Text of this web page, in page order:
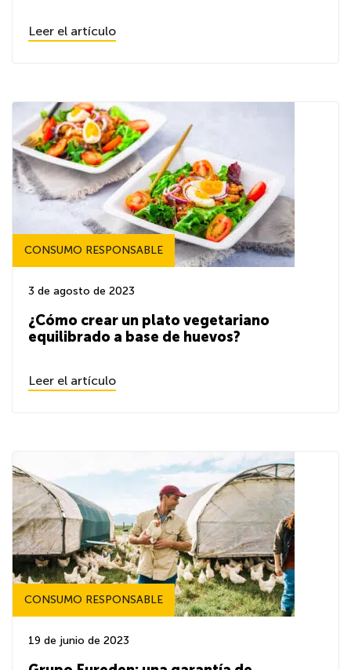
Leer el artículo
CONSUMO RESPONSABLE
3 de agosto de 2023
¿Cómo crear un plato vegetariano
equilibrado a base de huevos?
Leer el artículo
CONSUMO RESPONSABLE
19 de junio de 2023